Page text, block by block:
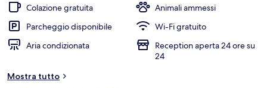
Colazione gratuita
Animali ammessi
Parcheggio disponibile
Wi-Fi gratuito
Aria condizionata
Reception aperta 24 ore su
24
Mostra tutto